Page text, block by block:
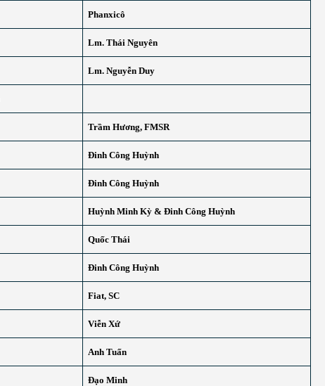
Phanxicô
Lm. Thái Nguyên
Lm. Nguyễn Duy
Trầm Hương, FMSR
Đinh Công Huỳnh
Đinh Công Huỳnh
Huỳnh Minh Kỳ & Đinh Công Huỳnh
Quốc Thái
Đinh Công Huỳnh
Fiat, SC
Viễn Xứ
Anh Tuấn
Đạo Minh